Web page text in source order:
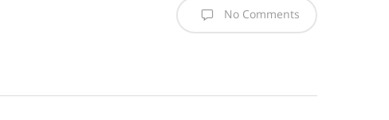
No Comments